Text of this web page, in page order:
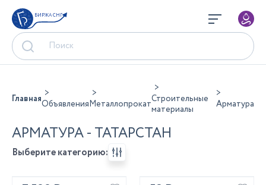
БИРЖА СНГ
ГлавнаяОбъявленияМеталлопрокатСтроительные
материалы
Арматура
АРМАТУРА - ТАТАРСТАН
Выберите категорию: